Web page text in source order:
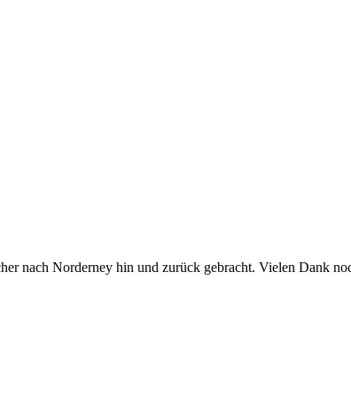
nach Norderney hin und zurück gebracht. Vielen Dank